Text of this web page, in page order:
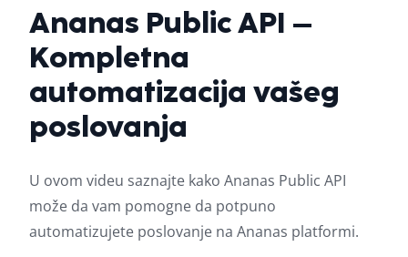
Ananas Public API –
Kompletna
automatizacija vašeg
poslovanja
U ovom videu saznajte kako Ananas Public API
može da vam pomogne da potpuno
automatizujete poslovanje na Ananas platformi.